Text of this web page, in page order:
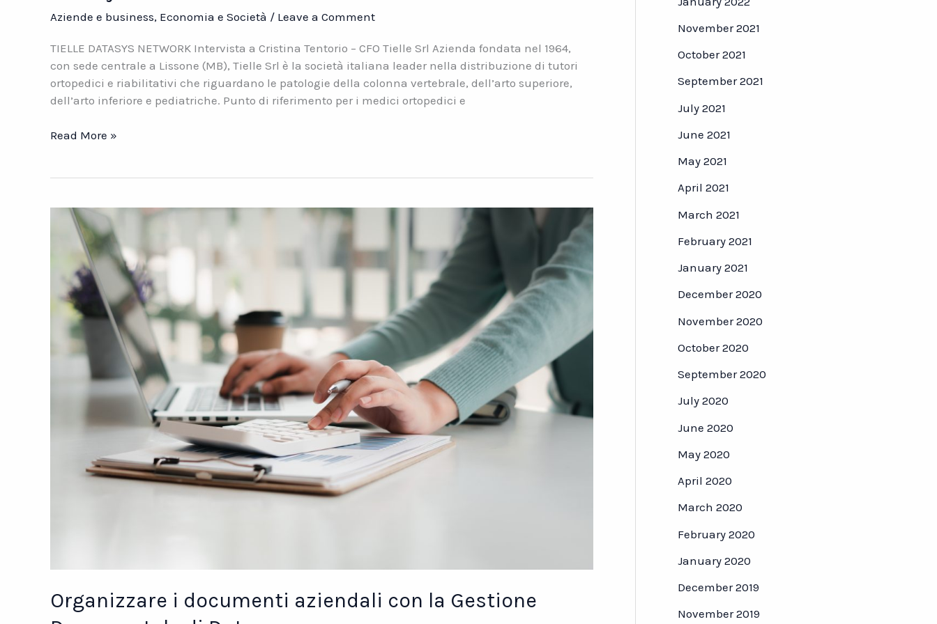
Aziende e business, Economia e Società / Leave a Comment
TIELLE DATASYS NETWORK Intervista a Cristina Tentorio – CFO Tielle Srl Azienda fondata nel 1964,
con sede centrale a Lissone (MB), Tielle Srl è la società italiana leader nella distribuzione di tutori
ortopedici e riabilitativi che riguardano le patologie della colonna vertebrale, dell’arto superiore,
dell’arto inferiore e pediatriche. Punto di riferimento per i medici ortopedici e
Datasys
Read More »
Organizzare i documenti aziendali con la Gestione
November 2021
October 2021
September 2021
July 2021
June 2021
May 2021
April 2021
March 2021
February 2021
January 2021
December 2020
November 2020
October 2020
September 2020
July 2020
June 2020
May 2020
April 2020
March 2020
February 2020
January 2020
December 2019
November 2019